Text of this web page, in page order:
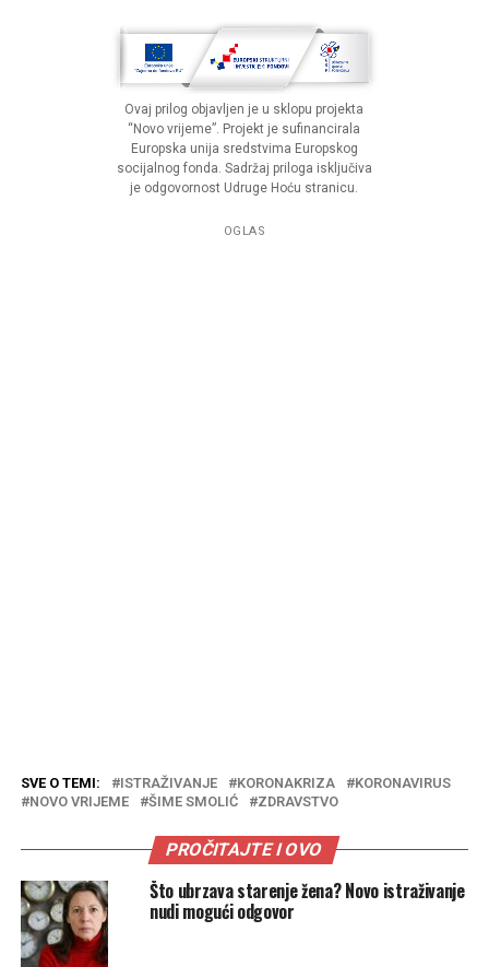
Ovaj prilog objavljen je u sklopu projekta
“Novo vrijeme”. Projekt je sufinancirala
Europska unija sredstvima Europskog
socijalnog fonda. Sadržaj priloga isključiva
je odgovornost Udruge Hoću stranicu.
OGLAS
SVE O TEMI: ISTRAŽIVANJE KORONAKRIZA
KORONAVIRUS
NOVO VRIJEME
ŠIME SMOLIĆ ZDRAVSTVO
PROČITAJTE I OVO
Što ubrzava starenje žena? Novo istraživanje
nudi mogući odgovor